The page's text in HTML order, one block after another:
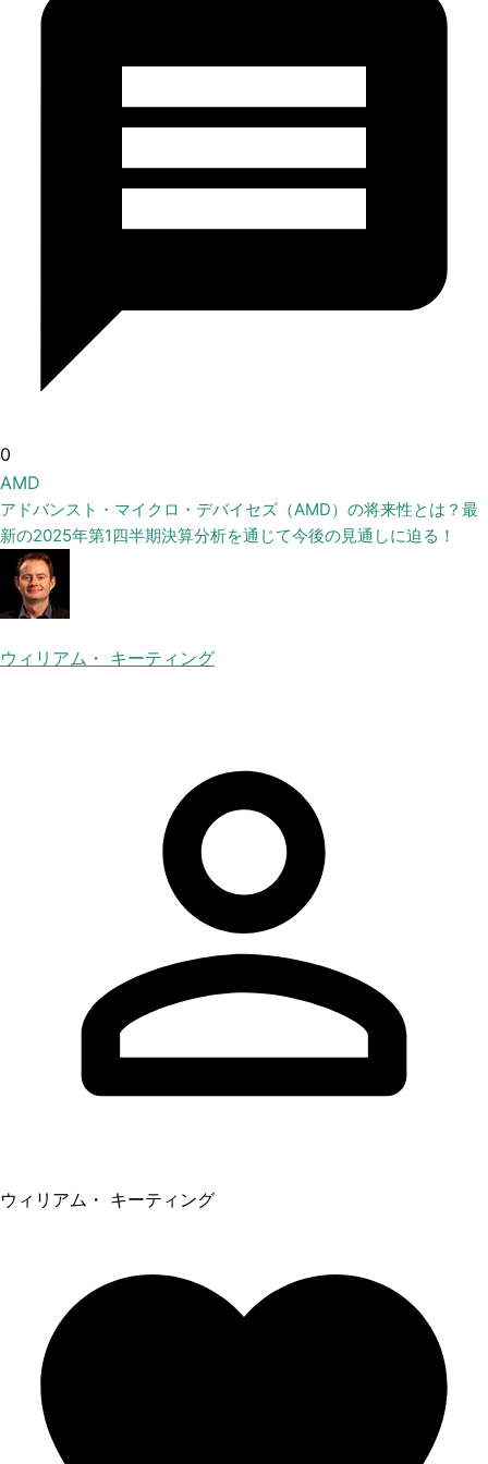
0
AMD
アドバンスト・マイクロ・デバイセズ（AMD）の将来性とは？最
新の2025年第1四半期決算分析を通じて今後の見通しに迫る！
ウィリアム・ キーティング
ウィリアム・ キーティング